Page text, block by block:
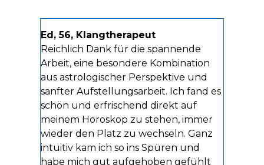
Ed, 56, Klangtherapeut
Reichlich Dank für die spannende
Arbeit, eine besondere Kombination
aus astrologischer Perspektive und
sanfter Aufstellungsarbeit. Ich fand es
schön und erfrischend direkt auf
meinem Horoskop zu stehen, immer
wieder den Platz zu wechseln. Ganz
intuitiv kam ich so ins Spüren und
habe mich gut aufgehoben gefühlt